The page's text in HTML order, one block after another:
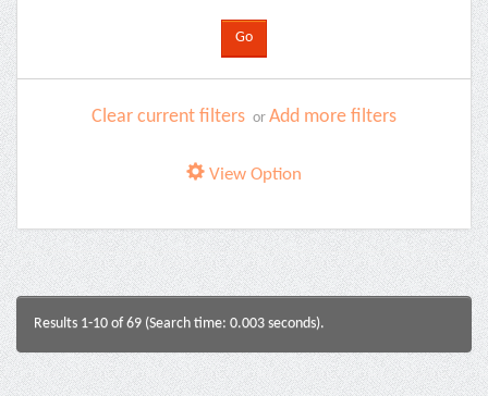
Clear current filters or Add more filters
View Option
Results 1-10 of 69 (Search time: 0.003 seconds).